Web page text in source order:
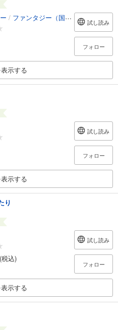
/ ファンタジー（国内）
試し読み
フォロー
示する
試し読み
フォロー
示する
り
込)
試し読み
フォロー
示する